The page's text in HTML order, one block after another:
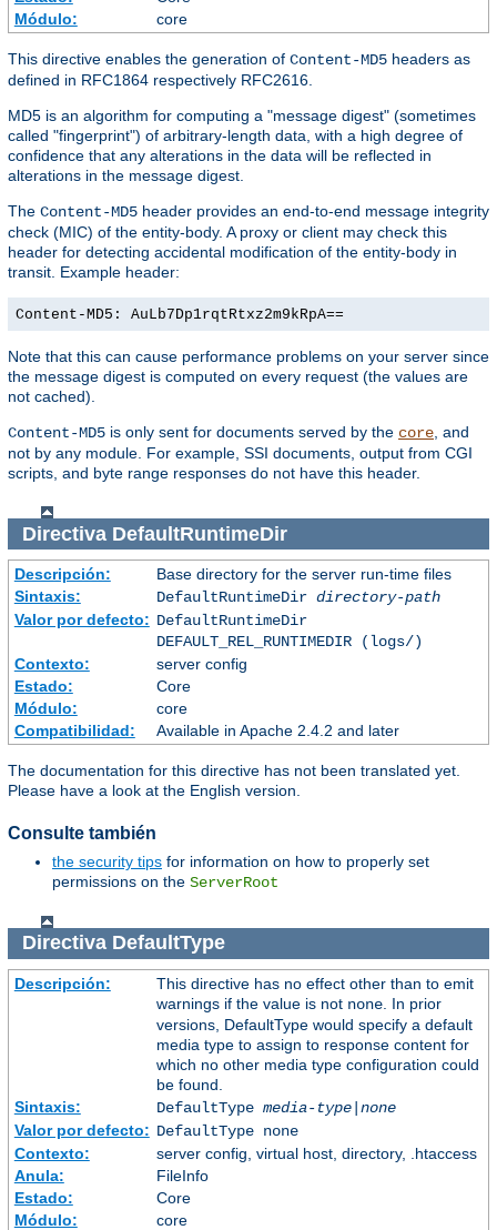
Módulo:
core
This directive enables the generation of Content-MD5 headers as
defined in RFC1864 respectively RFC2616.
MD5 is an algorithm for computing a "message digest" (sometimes
called "fingerprint") of arbitrary-length data, with a high degree of
confidence that any alterations in the data will be reflected in
alterations in the message digest.
The Content-MD5 header provides an end-to-end message integrity
check (MIC) of the entity-body. A proxy or client may check this
header for detecting accidental modification of the entity-body in
transit. Example header:
Content-MD5: AuLb7Dp1rqtRtxz2m9kRpA==
Note that this can cause performance problems on your server since
the message digest is computed on every request (the values are
not cached).
Content-MD5 is only sent for documents served by the core , and
not by any module. For example, SSI documents, output from CGI
scripts, and byte range responses do not have this header.
Directiva DefaultRuntimeDir
Descripción:
Base directory for the server run-time files
Sintaxis:
DefaultRuntimeDir directory-path
Valor por defecto: DefaultRuntimeDir
DEFAULT_REL_RUNTIMEDIR (logs/)
Contexto:
server config
Estado:
Core
Módulo:
core
Compatibilidad:
Available in Apache 2.4.2 and later
The documentation for this directive has not been translated yet.
Please have a look at the English version.
Consulte también
the security tips for information on how to properly set
permissions on the ServerRoot
Directiva DefaultType
Descripción:
This directive has no effect other than to emit
warnings if the value is not none. In prior
versions, DefaultType would specify a default
media type to assign to response content for
which no other media type configuration could
be found.
Sintaxis:
DefaultType media-type|none
Valor por defecto: DefaultType none
Contexto:
server config, virtual host, directory, .htaccess
Anula:
FileInfo
Estado:
Core
Módulo:
core